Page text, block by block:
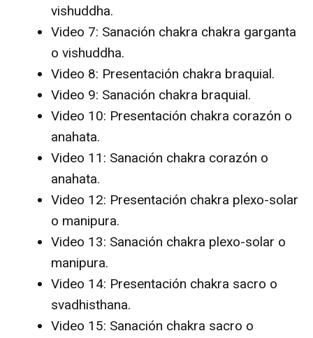
vishuddha.
Video 7: Sanación chakra chakra garganta
o vishuddha.
Video 8: Presentación chakra braquial.
Video 9: Sanación chakra braquial.
Video 10: Presentación chakra corazón o
anahata.
Video 11: Sanación chakra corazón o
anahata.
Video 12: Presentación chakra plexo-solar
o manipura.
Video 13: Sanación chakra plexo-solar o
manipura.
Video 14: Presentación chakra sacro o
svadhisthana.
Video 15: Sanación chakra sacro o